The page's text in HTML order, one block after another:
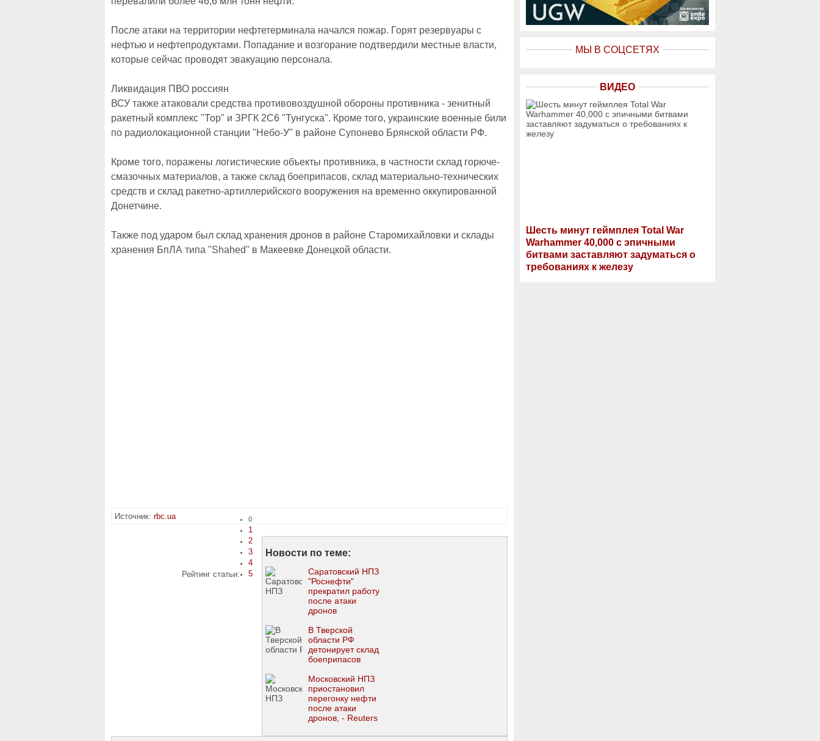
После атаки на территории нефтетерминала начался пожар. Горят резервуары с
нефтью и нефтепродуктами. Попадание и возгорание подтвердили местные власти,
которые сейчас проводят эвакуацию персонала.
Ликвидация ПВО россиян
ВСУ также атаковали средства противовоздушной обороны противника - зенитный
ракетный комплекс "Тор" и ЗРГК 2С6 "Тунгуска". Кроме того, украинские военные били
по радиолокационной станции "Небо-У" в районе Супонево Брянской области РФ.
Кроме того, поражены логистические объекты противника, в частности склад горюче-
смазочных материалов, а также склад боеприпасов, склад материально-технических
средств и склад ракетно-артиллерийского вооружения на временно оккупированной
Донетчине.
Также под ударом был склад хранения дронов в районе Старомихайловки и склады
хранения БпЛА типа "Shahed" в Макеевке Донецкой области.
Источник: rbc.ua
Рейтинг статьи:
0
1
2
3
4
5
Новости по теме:
Саратовский НПЗ
"Роснефти"
прекратил работу
после атаки
дронов
В Тверской
области РФ
детонирует склад
боеприпасов
Московский НПЗ
приостановил
перегонку нефти
после атаки
дронов, - Reuters
МЫ В СОЦСЕТЯХ
ВИДЕО
Шесть минут геймплея Total War
Warhammer 40,000 с эпичными
битвами заставляют задуматься о
требованиях к железу